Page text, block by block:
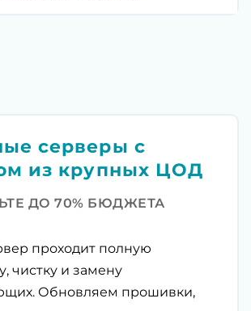
серверы с
из крупных ЦОД
ДО 70% БЮДЖЕТА
проходит полную
чистку и замену
Обновляем прошивки,